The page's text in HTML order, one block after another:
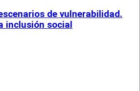
de vulnerabilidad.
inclusión social